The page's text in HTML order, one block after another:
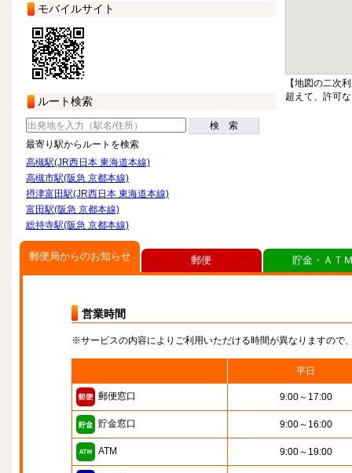
モバイルサイト
ルート検索
検 索
最寄り駅からルートを検索
高槻駅(JR西日本 東海道本線)
高槻市駅(阪急 京都本線)
摂津富田駅(JR西日本 東海道本線)
富田駅(阪急 京都本線)
総持寺駅(阪急 京都本線)
【地図の二次
超えて、許可
郵便局からのお知らせ
営業時間
※サービスの内容によりご利用いただける時間が異なりますので
平日
郵便窓口 9:00～17:00
貯金窓口 9:00～16:00
ATM 9:00～19:00
郵便 貯金・ＡＴ